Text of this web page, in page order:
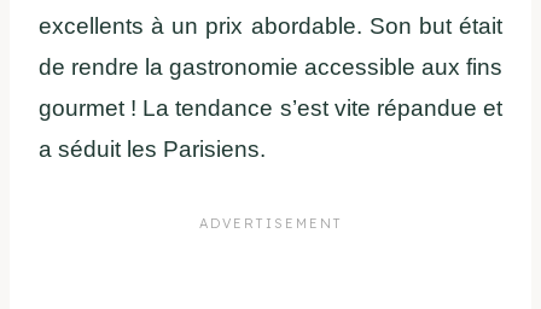
excellents à un prix abordable. Son but était
de rendre la gastronomie accessible aux fins
gourmet ! La tendance s’est vite répandue et
a séduit les Parisiens.